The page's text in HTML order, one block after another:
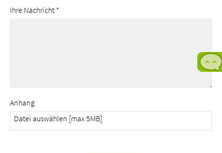
Ihre Nachricht *
Anhang